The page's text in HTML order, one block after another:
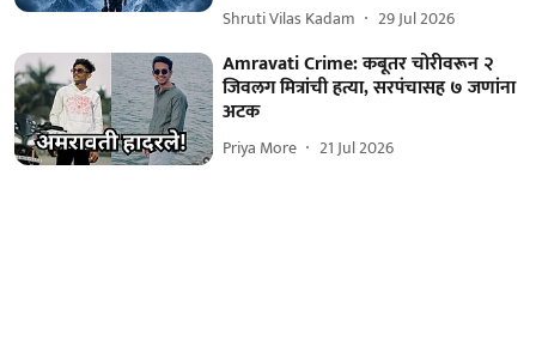
Shruti Vilas Kadam 29 Jul 2026
Amravati Crime: कबूतर चोरीवरून २
जिवलग मित्रांची हत्या, सरपंचासह ७ जणांना
अटक
Priya More 21 Jul 2026